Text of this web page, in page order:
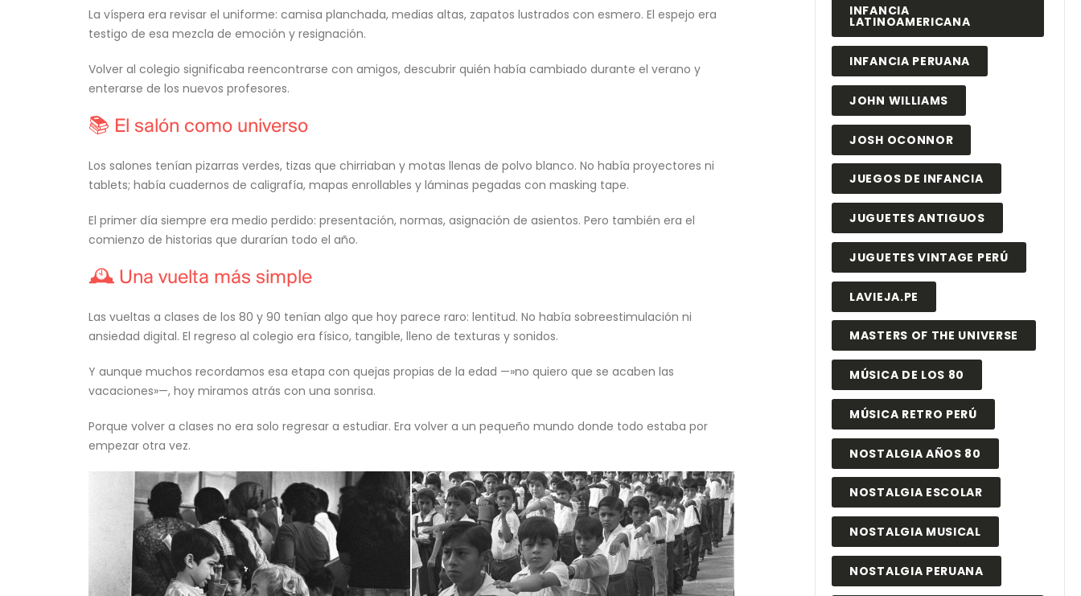
La víspera era revisar el uniforme: camisa planchada, medias altas, zapatos lustrados con esmero. El espejo era
testigo de esa mezcla de emoción y resignación.
Volver al colegio significaba reencontrarse con amigos, descubrir quién había cambiado durante el verano y
enterarse de los nuevos profesores.
📚 El salón como universo
Los salones tenían pizarras verdes, tizas que chirriaban y motas llenas de polvo blanco. No había proyectores ni
tablets; había cuadernos de caligrafía, mapas enrollables y láminas pegadas con masking tape.
El primer día siempre era medio perdido: presentación, normas, asignación de asientos. Pero también era el
comienzo de historias que durarían todo el año.
🕰️ Una vuelta más simple
Las vueltas a clases de los 80 y 90 tenían algo que hoy parece raro: lentitud. No había sobreestimulación ni
ansiedad digital. El regreso al colegio era físico, tangible, lleno de texturas y sonidos.
Y aunque muchos recordamos esa etapa con quejas propias de la edad —»no quiero que se acaben las
vacaciones»—, hoy miramos atrás con una sonrisa.
Porque volver a clases no era solo regresar a estudiar. Era volver a un pequeño mundo donde todo estaba por
empezar otra vez.
INFANCIA
LATINOAMERICANA
INFANCIA PERUANA
JOHN WILLIAMS
JOSH OCONNOR
JUEGOS DE INFANCIA
JUGUETES ANTIGUOS
JUGUETES VINTAGE PERÚ
LAVIEJA.PE
MASTERS OF THE UNIVERSE
MÚSICA DE LOS 80
MÚSICA RETRO PERÚ
NOSTALGIA AÑOS 80
NOSTALGIA ESCOLAR
NOSTALGIA MUSICAL
NOSTALGIA PERUANA